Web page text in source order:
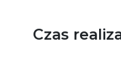
Czas